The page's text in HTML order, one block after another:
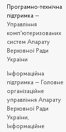
Програмно-технічна
підтримка —
Управління
комп'ютеризованих
систем Апарату
Верховної Ради
України
Iнформаційна
підтримка — Головне
організаційне
управління Апарату
Верховної Ради
України,
Інформаційне